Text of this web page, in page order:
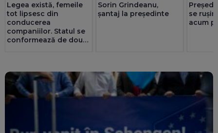
Legea există, femeile
tot lipsesc din
conducerea
companiilor. Statul se
conformează de două
Sorin Grindeanu,
șantaj la președinte
se
acum